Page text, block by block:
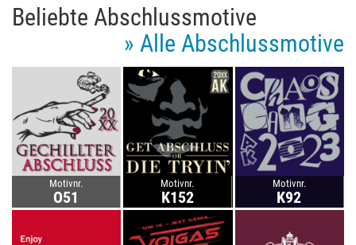
Beliebte Abschlussmotive
» Alle Abschlussmotive
Motivnr.
O51
Motivnr.
K152
Motivnr.
K92